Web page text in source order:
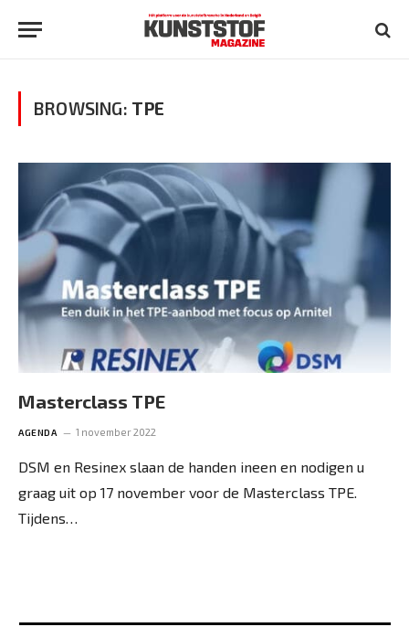
BROWSING: TPE
Masterclass TPE
AGENDA 1 november 2022
DSM en Resinex slaan de handen ineen en nodigen u
graag uit op 17 november voor de Masterclass TPE.
Tijdens…